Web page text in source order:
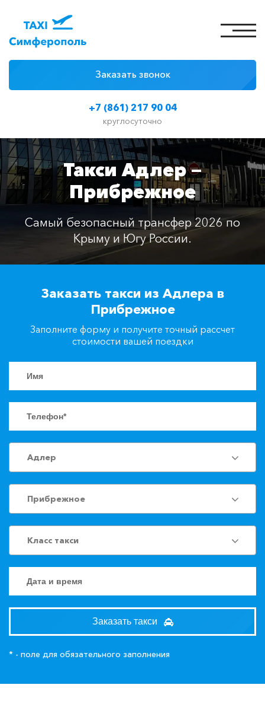
+7 (861) 217 90 04
круглосуточно
Заказать звонок
Цены на такси
Классы автомобилей
Отзывы
Контакты
Заказать такси
Такси Адлер —
Прибрежное
Самый безопасный трансфер 2026 по
Крыму и Югу России.
Заказать такси из Адлера в
Прибрежное
Заполните форму и получите точный рассчет
стоимости вашей поездки
Адлер
Прибрежное
Класс такси
Заказать такси
* - поле для обязательного заполнения